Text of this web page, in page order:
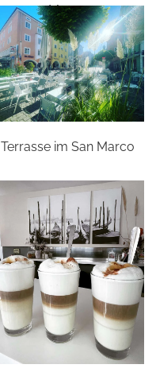
Marco
Terrasse im San Marco